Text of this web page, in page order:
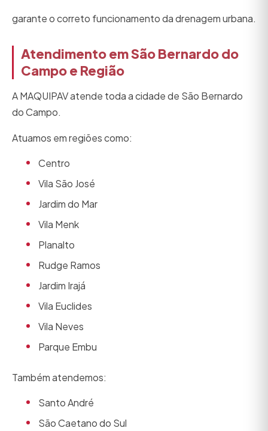
garante o correto funcionamento da drenagem urbana.
Atendimento em São Bernardo do
Campo e Região
A MAQUIPAV atende toda a cidade de São Bernardo
do Campo.
Atuamos em regiões como:
Centro
Vila São José
Jardim do Mar
Vila Menk
Planalto
Rudge Ramos
Jardim Irajá
Vila Euclides
Vila Neves
Parque Embu
Também atendemos:
Santo André
São Caetano do Sul